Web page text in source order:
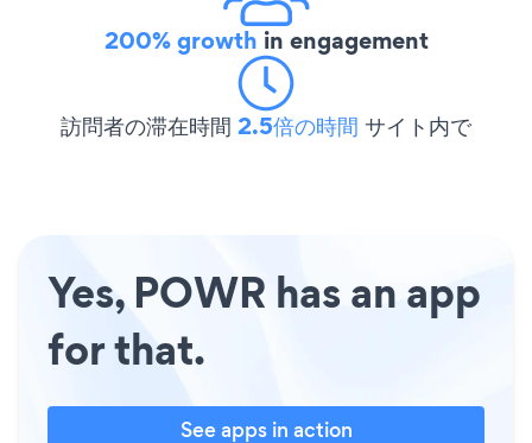
200% growth in engagement
訪問者の滞在時間 2.5倍の時間 サイト内で
Yes, POWR has an app
for that.
See apps in action